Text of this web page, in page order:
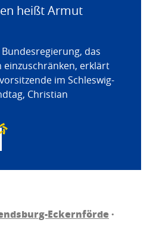
heißt Armut
das
erklärt
im Schleswig-
Christian
Eckernförde·